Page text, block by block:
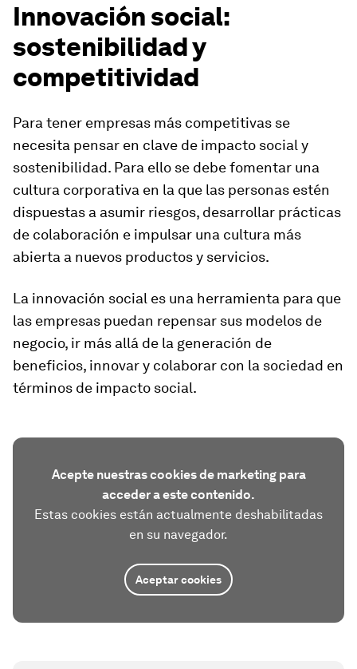
Innovación social:
sostenibilidad y
competitividad
Para tener empresas más competitivas se
necesita pensar en clave de impacto social y
sostenibilidad. Para ello se debe fomentar una
cultura corporativa en la que las personas estén
dispuestas a asumir riesgos, desarrollar prácticas
de colaboración e impulsar una cultura más
abierta a nuevos productos y servicios.
La innovación social es una herramienta para que
las empresas puedan repensar sus modelos de
negocio, ir más allá de la generación de
beneficios, innovar y colaborar con la sociedad en
términos de impacto social.
Acepte nuestras cookies de marketing para
acceder a este contenido.
Estas cookies están actualmente deshabilitadas
en su navegador.
Aceptar cookies